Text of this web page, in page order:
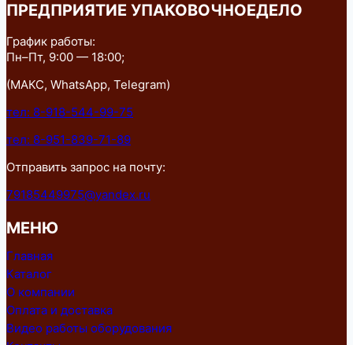
ПРЕДПРИЯТИЕ УПАКОВОЧНОЕДЕЛО
График работы:
Пн–Пт, 9:00 — 18:00;
(МАКС, WhatsApp, Telegram)
тел: 8-918-544-99-75
тел: 8-951-839-71-89
Отправить запрос на почту:
79185449975@yandex.ru
МЕНЮ
Главная
Каталог
О компании
Оплата и доставка
Видео работы оборудования